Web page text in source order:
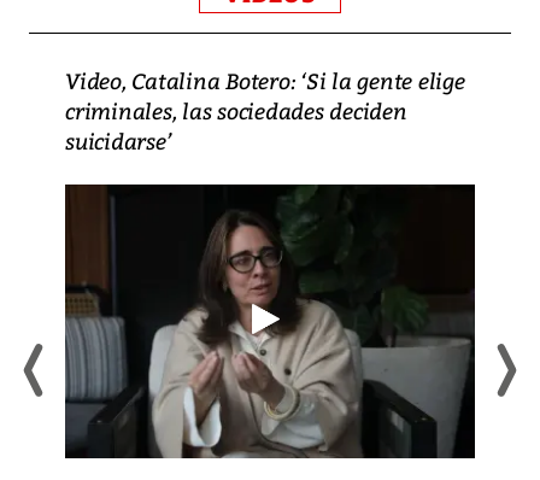
Video, Catalina Botero: ‘Si la gente elige
criminales, las sociedades deciden
suicidarse’